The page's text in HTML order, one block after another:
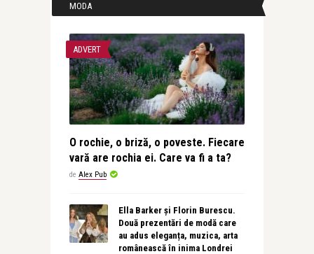
MODA
ADVERT
O rochie, o briză, o poveste. Fiecare
vară are rochia ei. Care va fi a ta?
de Alex Pub
Ella Barker și Florin Burescu.
Două prezentări de modă care
au adus eleganța, muzica, arta
românească în inima Londrei